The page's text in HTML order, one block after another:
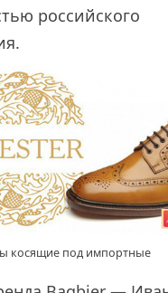
российского
косящие под импортные